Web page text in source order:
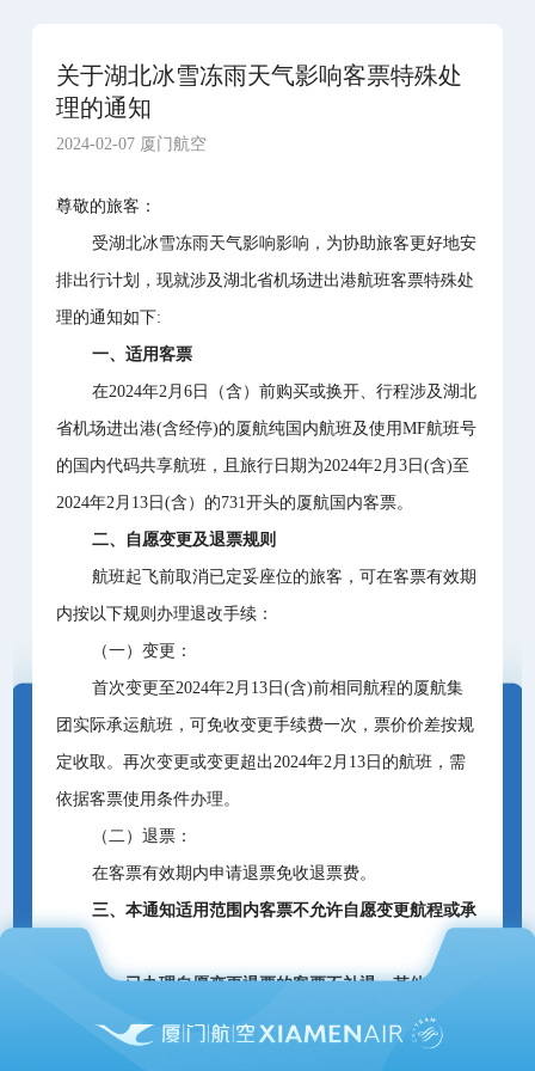
关于湖北冰雪冻雨天气影响客票特殊处
理的通知
2024-02-07 厦门航空
尊敬的旅客：
受湖北冰雪冻雨天气影响影响，为协助旅客更好地安
排出行计划，现就涉及湖北省机场进出港航班客票特殊处
理的通知如下:
一、适用客票
在2024年2月6日（含）前购买或换开、行程涉及湖北
省机场进出港(含经停)的厦航纯国内航班及使用MF航班号
的国内代码共享航班，且旅行日期为2024年2月3日(含)至
2024年2月13日(含）的731开头的厦航国内客票。
二、自愿变更及退票规则
航班起飞前取消已定妥座位的旅客，可在客票有效期
内按以下规则办理退改手续：
（一）变更：
首次变更至2024年2月13日(含)前相同航程的厦航集
团实际承运航班，可免收变更手续费一次，票价价差按规
定收取。再次变更或变更超出2024年2月13日的航班，需
依据客票使用条件办理。
（二）退票：
在客票有效期内申请退票免收退票费。
三、本通知适用范围内客票不允许自愿变更航程或承
运人。
四、已办理自愿变更退票的客票不补退，其他事项按
客票使用条件办理。
为了顺利地办理免费退票，请您务必在航班起飞前取